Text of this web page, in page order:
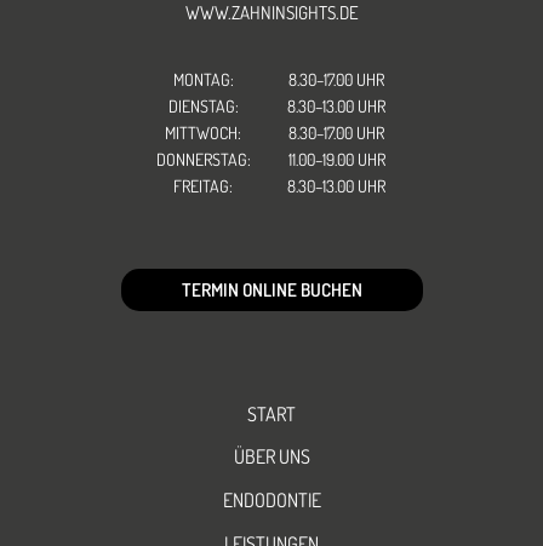
WWW.ZAHNINSIGHTS.DE
MONTAG:
8.30–17.00 UHR
DIENSTAG:
8.30–13.00 UHR
MITTWOCH:
8.30–17.00 UHR
DONNERSTAG:
11.00–19.00 UHR
FREITAG:
8.30–13.00 UHR
TERMIN ONLINE BUCHEN
START
ÜBER UNS
ENDODONTIE